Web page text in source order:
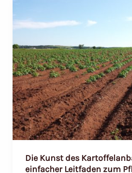
Antworten
häufig
gestellte
Fragen
Die Kunst des
einfacher Leitfaden zum